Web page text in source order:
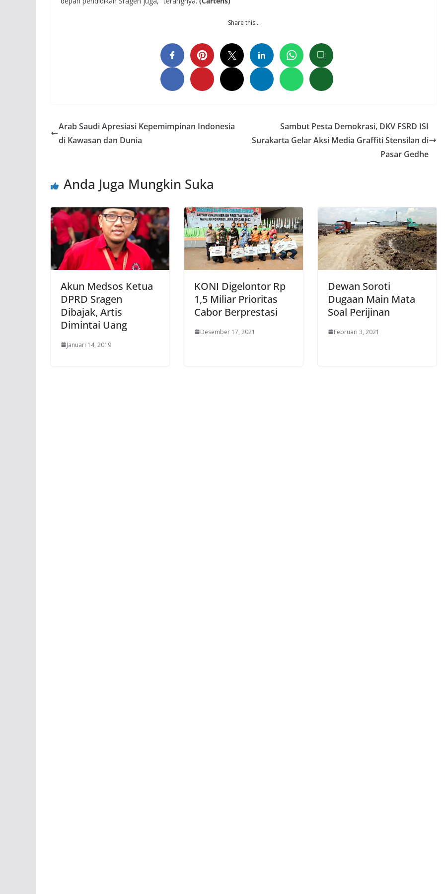
Share this…
Arab Saudi Apresiasi Kepemimpinan Indonesia
di Kawasan dan Dunia
Sambut Pesta Demokrasi, DKV FSRD ISI
Surakarta Gelar Aksi Media Graffiti Stensilan di
Pasar Gedhe
Anda Juga Mungkin Suka
Akun Medsos Ketua
DPRD Sragen
Dibajak, Artis
Dimintai Uang
Januari 14, 2019
KONI Digelontor Rp
1,5 Miliar Prioritas
Cabor Berprestasi
Desember 17, 2021
Dewan Soroti
Dugaan Main Mata
Soal Perijinan
Februari 3, 2021